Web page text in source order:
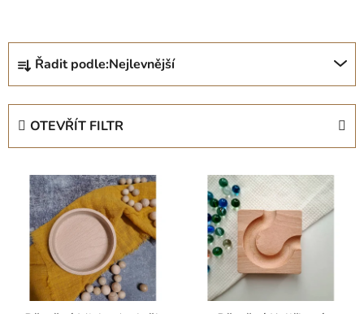
Ř
z
Řadit podle:Nejlevnější
OTEVŘÍT FILTR